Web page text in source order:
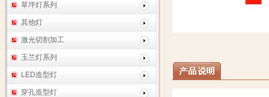
草坪灯系列
其他灯
激光切割加工
玉兰灯系列
LED造型灯
穿孔造型灯